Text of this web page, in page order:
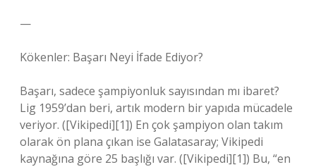
—
Kökenler: Başarı Neyi İfade Ediyor?
Başarı, sadece şampiyonluk sayısından mı ibaret?
Lig 1959’dan beri, artık modern bir yapıda mücadele
veriyor. ([Vikipedi][1]) En çok şampiyon olan takım
olarak ön plana çıkan ise Galatasaray; Vikipedi
kaynağına göre 25 başlığı var. ([Vikipedi][1]) Bu, “en